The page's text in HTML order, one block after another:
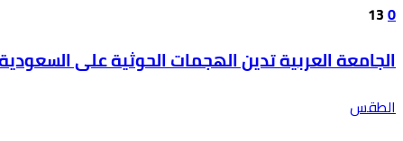
0
13
الجامعة العربية تدين الهجمات الحوثية على
الطقس